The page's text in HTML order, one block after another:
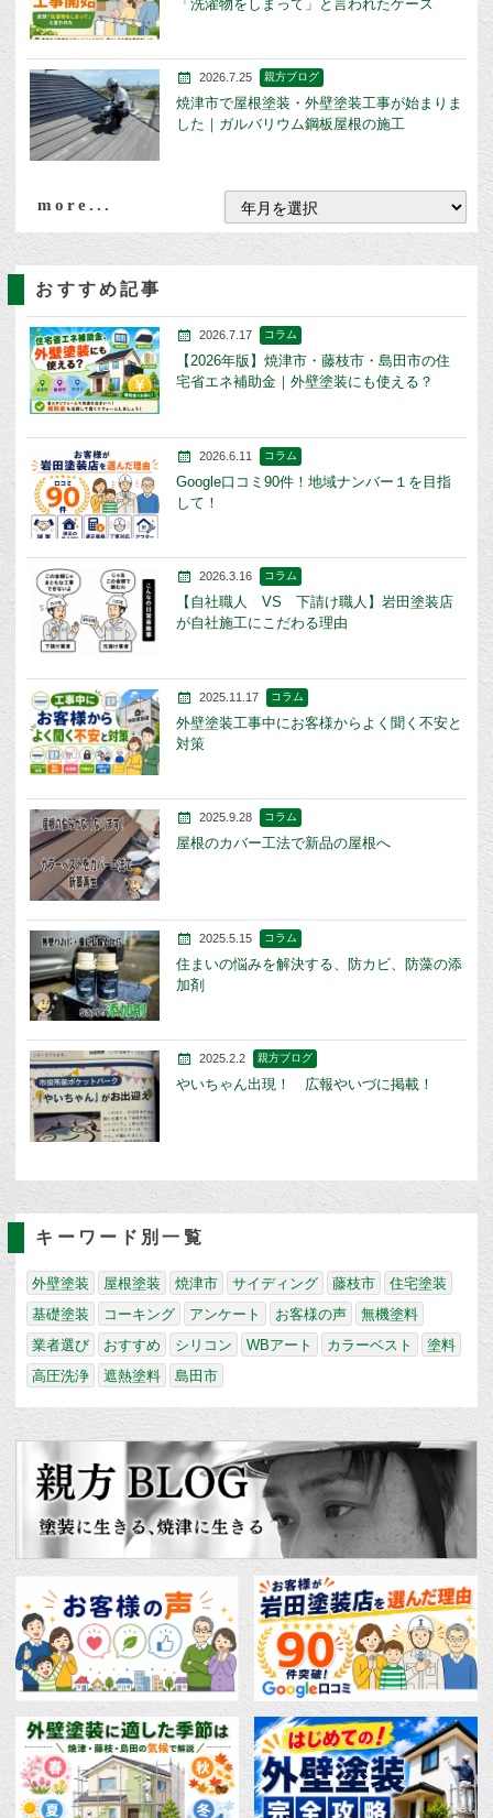
「洗濯物をしまって」と言われたケース
2026.7.25 親方ブログ
焼津市で屋根塗装・外壁塗装工事が始まりま
した｜ガルバリウム鋼板屋根の施工
more...
おすすめ記事
2026.7.17 コラム
【2026年版】焼津市・藤枝市・島田市の住
宅省エネ補助金｜外壁塗装にも使える？
2026.6.11 コラム
Google口コミ90件！地域ナンバー１を目指
して！
2026.3.16 コラム
【自社職人 VS 下請け職人】岩田塗装店
が自社施工にこだわる理由
2025.11.17 コラム
外壁塗装工事中にお客様からよく聞く不安と
対策
2025.9.28 コラム
屋根のカバー工法で新品の屋根へ
2025.5.15 コラム
住まいの悩みを解決する、防カビ、防藻の添
加剤
2025.2.2 親方ブログ
やいちゃん出現！ 広報やいづに掲載！
キーワード別一覧
外壁塗装 屋根塗装 焼津市 サイディング 藤枝市
住宅塗装
基礎塗装
コーキング アンケート お客様の声
無機塗料
業者選び
おすすめ シリコン WBアート カラーベスト
塗料
高圧洗浄
遮熱塗料 島田市